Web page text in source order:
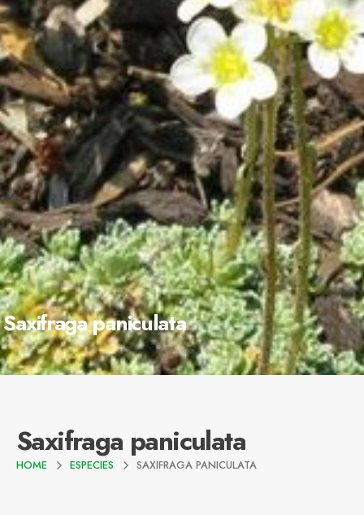
Saxifraga paniculata
Saxifraga paniculata
HOME ESPECIES SAXIFRAGA PANICULATA